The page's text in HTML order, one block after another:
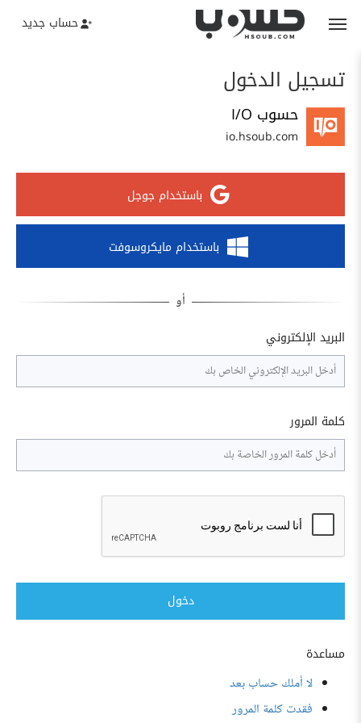
حساب جديد
تسجيل الدخول
حسوب I/O
io.hsoub.com
باستخدام جوجل
باستخدام مايكروسوفت
البريد الإلكتروني
كلمة المرور
دخول
مساعدة
لا أملك حساب بعد
فقدت كلمة المرور